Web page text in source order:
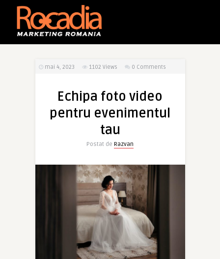
mai 4, 2023 1102 Views 0 Comments
Echipa foto video
pentru evenimentul
tau
Postat de Razvan